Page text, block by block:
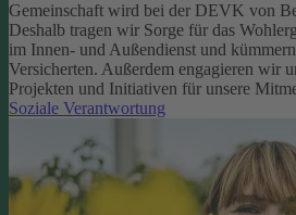
Gemeinschaft wird bei der DEVK von
Deshalb tragen wir Sorge für das
im Innen- und Außendienst und
Versicherten. Außerdem engagieren wir
Projekten und Initiativen für unsere
Soziale Verantwortung